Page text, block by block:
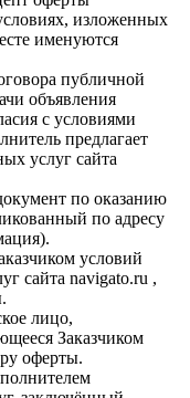
изложенных
именуются
публичной
объявления
с условиями
предлагает
услуг сайта
по оказанию
по адресу
условий
сайта navigato.ru ,
лицо,
Заказчиком
оферты.